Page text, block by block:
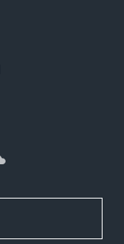
SoundCloud